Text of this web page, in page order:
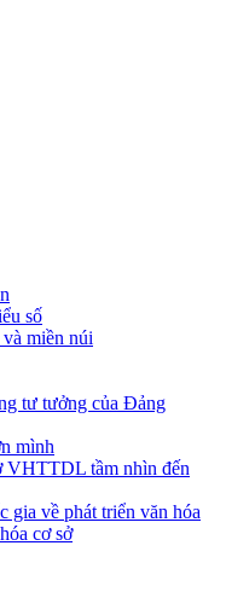
số
miền núi
tư tưởng của Đảng
mình
VHTTDL tầm nhìn đến
gia về phát triển văn hóa
cơ sở